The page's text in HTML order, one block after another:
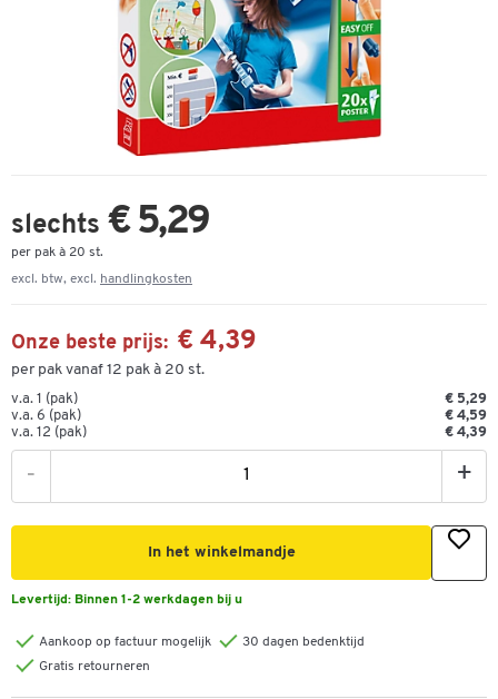
slechts € 5,29
per pak à 20 st.
excl. btw, excl. handlingkosten
Onze beste prijs: € 4,39
per pak vanaf 12 pak à 20 st.
v.a. 1 (pak)
€ 5,29
v.a. 6 (pak)
€ 4,59
v.a. 12 (pak)
€ 4,39
- +
In het winkelmandje
Levertijd: Binnen 1-2 werkdagen bij u
Aankoop op factuur mogelijk
30 dagen bedenktijd
Gratis retourneren